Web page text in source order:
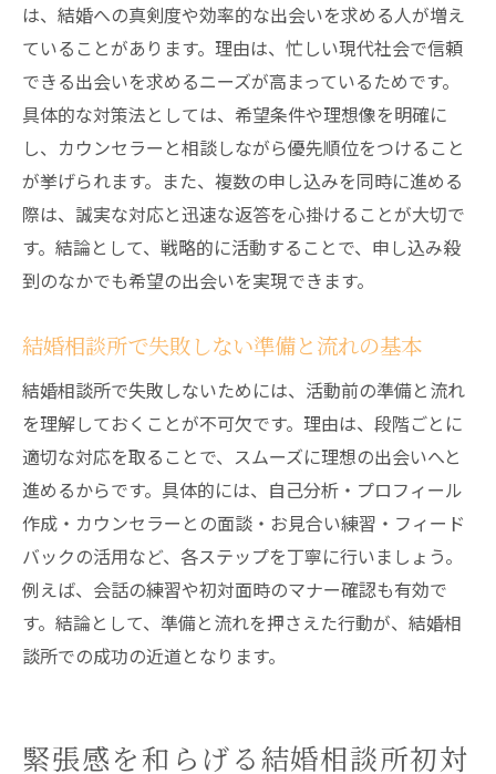
結婚相談所でキス禁止の交際ルールを理解
初めて会う際の結婚相談所での服装選び
結婚相談所で好印象を残すスマートな振る
舞い
結婚相談所で守るべき会話時の注意点
は、結婚への真剣度や効率的な出会いを求める人が増え
ていることがあります。理由は、忙しい現代社会で信頼
できる出会いを求めるニーズが高まっているためです。
具体的な対策法としては、希望条件や理想像を明確に
し、カウンセラーと相談しながら優先順位をつけること
が挙げられます。また、複数の申し込みを同時に進める
際は、誠実な対応と迅速な返答を心掛けることが大切で
す。結論として、戦略的に活動することで、申し込み殺
到のなかでも希望の出会いを実現できます。
結婚相談所で失敗しない準備と流れの基本
結婚相談所で失敗しないためには、活動前の準備と流れ
を理解しておくことが不可欠です。理由は、段階ごとに
適切な対応を取ることで、スムーズに理想の出会いへと
進めるからです。具体的には、自己分析・プロフィール
作成・カウンセラーとの面談・お見合い練習・フィード
バックの活用など、各ステップを丁寧に行いましょう。
例えば、会話の練習や初対面時のマナー確認も有効で
す。結論として、準備と流れを押さえた行動が、結婚相
談所での成功の近道となります。
緊張感を和らげる結婚相談所初対